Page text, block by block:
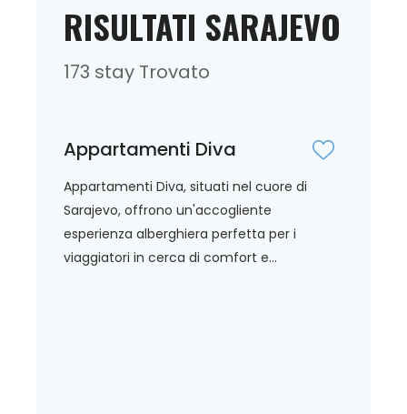
RISULTATI SARAJEVO
173 stay Trovato
Appartamenti Diva
Appartamenti Diva, situati nel cuore di
Sarajevo, offrono un'accogliente
esperienza alberghiera perfetta per i
viaggiatori in cerca di comfort e...